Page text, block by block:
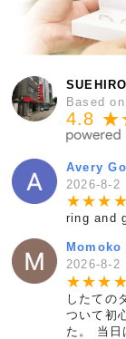
Based
4.8
Avery
2026-8-2
★★★ ★
ring and
Momoko
2026-8-2
★★★ ★
したての
ついて初
た。 当日